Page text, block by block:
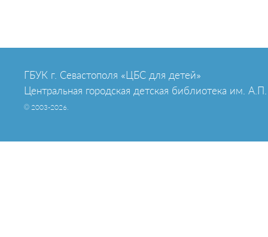
ГБУК г. Севастополя «ЦБС для детей»
Центральная городская детская библиотека им. А.П.
© 2003-2026.